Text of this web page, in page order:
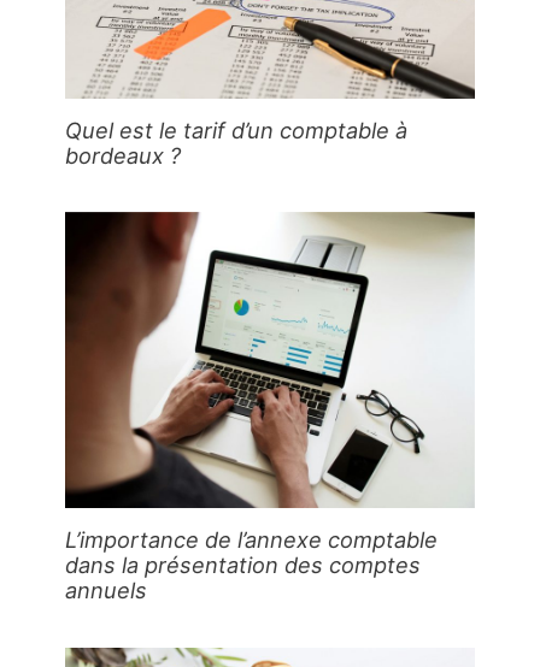
Quel est le tarif d’un comptable à
bordeaux ?
L’importance de l’annexe comptable
dans la présentation des comptes
annuels